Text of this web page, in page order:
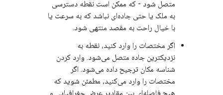
متصل شود - که ممکن است نقطه دسترسی
به ملک یا حتی جاده‌ای نباشد که به سرعت یا
با خیال راحت به مقصد منتهی شود.
اگر مختصات را وارد کنید، نقطه به
نزدیکترین جاده متصل می‌شود. وارد کردن
شناسه مکان ترجیح داده می‌شود. اگر
مختصات را وارد می‌کنید، مطمئن شوید که
هیچ فاصله‌ای بین مقادیر عرض جغرافیایی و